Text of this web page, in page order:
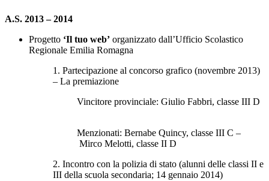
A.S. 2013 – 2014
Progetto ‘Il tuo web’ organizzato dall’Ufficio Scolastico
Regionale Emilia Romagna
1. Partecipazione al concorso grafico (novembre 2013)
– La premiazione
Vincitore provinciale: Giulio Fabbri, classe III D
Menzionati: Bernabe Quincy, classe III C –
Mirco Melotti, classe II D
2. Incontro con la polizia di stato (alunni delle classi II e
III della scuola secondaria; 14 gennaio 2014)